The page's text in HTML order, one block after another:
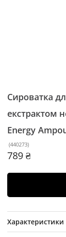
Сироватка
екстрактом
Energy
(440273)
789 ₴
Характеристики